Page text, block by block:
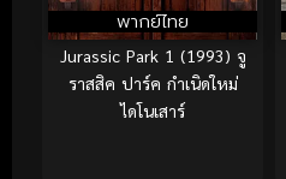
พากย์ไทย
Jurassic Park 1 (1993) จู
ราสสิค ปาร์ค กำเนิดใหม่
ไดโนเสาร์